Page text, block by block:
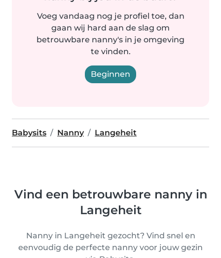
Voeg vandaag nog je profiel toe, dan
gaan wij hard aan de slag om
betrouwbare nanny's in je omgeving
te vinden.
Beginnen
Babysits Nanny Langeheit
Vind een betrouwbare nanny in
Langeheit
Nanny in Langeheit gezocht? Vind snel en
eenvoudig de perfecte nanny voor jouw gezin